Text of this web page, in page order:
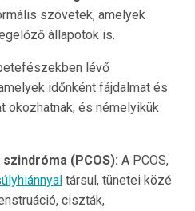
szövetek, amelyek
állapotok is.
lévő
időnként fájdalmat és
okozhatnak, és némelyikük
(PCOS): A PCOS,
társul, tünetei közé
ciszták,